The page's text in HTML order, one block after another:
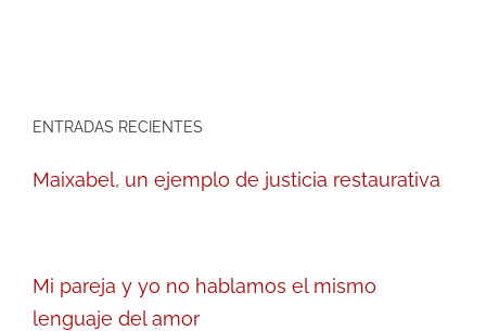
ENTRADAS RECIENTES
Maixabel, un ejemplo de justicia restaurativa
Mi pareja y yo no hablamos el mismo
lenguaje del amor